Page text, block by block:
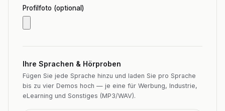
Profilfoto (optional)
Ihre Sprachen & Hörproben
Fügen Sie jede Sprache hinzu und laden Sie pro Sprache
bis zu vier Demos hoch — je eine für Werbung, Industrie,
eLearning und Sonstiges (MP3/WAV).